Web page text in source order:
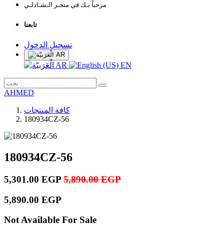
مرحباً بـك في متجـر الـشـاذلـي
تابعنا
تسجيل الدخول
AR
AR EN
AHMED
كافة المنتجات
180934CZ-56
180934CZ-56
5,301.00 EGP 5,890.00EGP
5,890.00 EGP
Not Available For Sale